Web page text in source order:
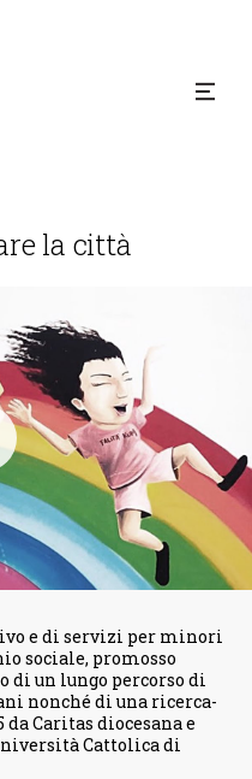
la città
e di servizi per minori
sociale, promosso
di un lungo percorso di
nonché di una ricerca-
Caritas diocesana e
Cattolica di